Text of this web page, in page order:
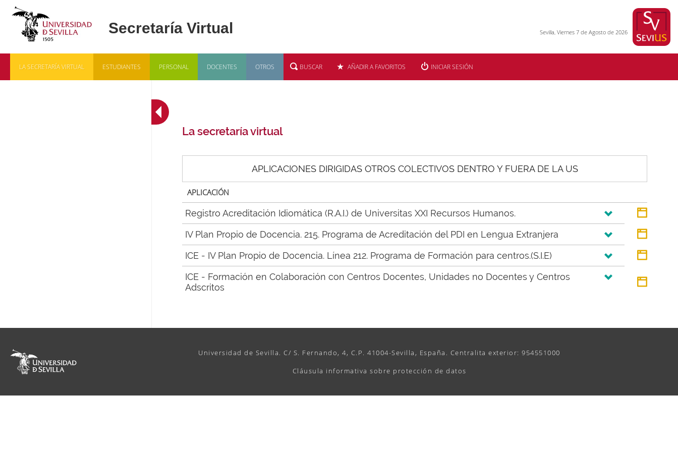
Sevilla, Viernes 7 de Agosto de 2026
LA SECRETARÍA VIRTUAL ESTUDIANTES PERSONAL DOCENTES OTROS BUSCAR AÑADIR A FAVORITOS INICIAR SESIÓN
La secretaría virtual
APLICACIONES DIRIGIDAS OTROS COLECTIVOS DENTRO Y FUERA DE LA US
APLICACIÓN
Registro Acreditación Idiomática (R.A.I.) de Universitas XXI Recursos Humanos.
IV Plan Propio de Docencia. 215. Programa de Acreditación del PDI en Lengua Extranjera
ICE - IV Plan Propio de Docencia. Línea 212. Programa de Formación para centros.(S.I.E)
ICE - Formación en Colaboración con Centros Docentes, Unidades no Docentes y Centros
Adscritos
Universidad de Sevilla. C/ S. Fernando, 4, C.P. 41004-Sevilla, España. Centralita exterior: 954551000
Cláusula informativa sobre protección de datos